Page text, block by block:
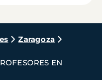
Zaragoza
EN